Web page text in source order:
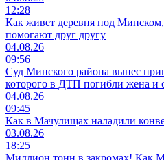
12:28
Как живет деревня под Минском,
помогают друг другу
04.08.26
09:56
Суд Минского района вынес
которого в ДТП погибли жена и
04.08.26
09:45
Как в Мачулищах наладили
03.08.26
18:25
Миллион тонн в закромах! Как